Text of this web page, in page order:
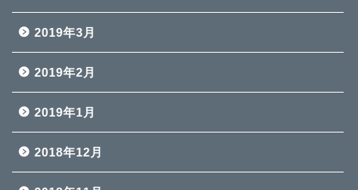
2019年3月
2019年2月
2019年1月
2018年12月